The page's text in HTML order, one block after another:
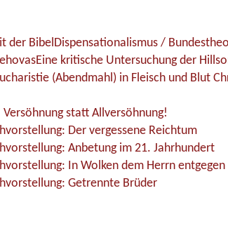
der Bibel Dispensationalismus /
Eine kritische Untersuchung der
(Abendmahl) in Fleisch und Blut
statt Allversöhnung!
Der vergessene Reichtum
Anbetung im 21. Jahrhundert
In Wolken dem Herrn
Getrennte Brüder